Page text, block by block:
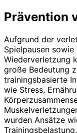
Prävention
Aufgrund der
Spielpausen
Wiederverletzung
große Bedeutung
trainingsbasierte
wie Stress,
wurden Ansätze